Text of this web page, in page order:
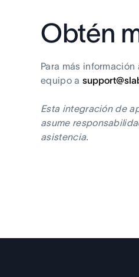
Obtén
Para más
equipo a
Esta integración de
asume
asistencia.